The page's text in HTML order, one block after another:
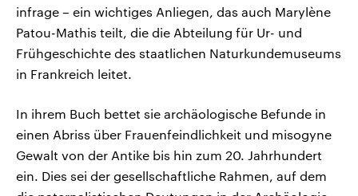
infrage – ein wichtiges Anliegen, das auch Marylène
Patou-Mathis teilt, die die Abteilung für Ur- und
Frühgeschichte des staatlichen Naturkundemuseums
in Frankreich leitet.
In ihrem Buch bettet sie archäologische Befunde in
einen Abriss über Frauenfeindlichkeit und misogyne
Gewalt von der Antike bis hin zum 20. Jahrhundert
ein. Dies sei der gesellschaftliche Rahmen, auf dem